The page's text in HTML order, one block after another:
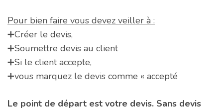
Pour bien faire vous devez veiller à :
➕Créer le devis,
➕Soumettre devis au client
➕Si le client accepte,
➕vous marquez le devis comme « accepté
Le point de départ est votre devis. Sans devis